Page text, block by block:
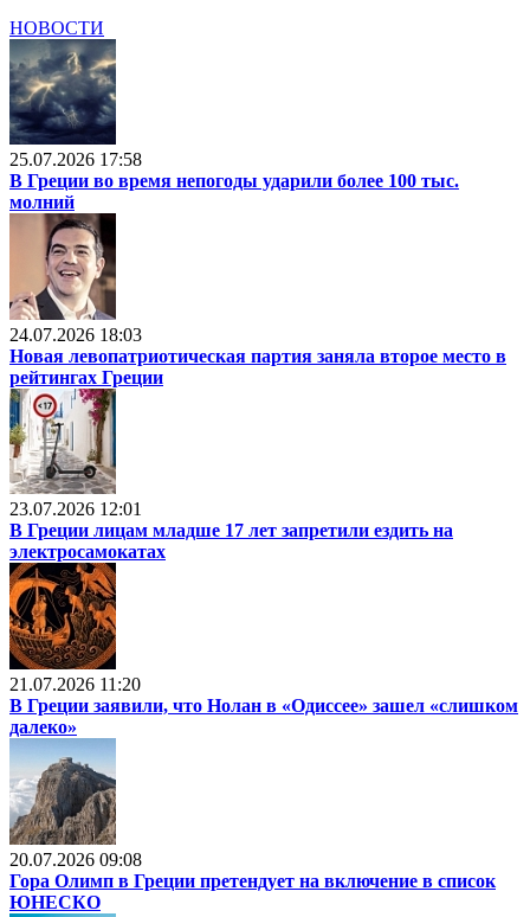
НОВОСТИ
25.07.2026 17:58
В Греции во время непогоды ударили более 100 тыс.
молний
24.07.2026 18:03
Новая левопатриотическая партия заняла второе место в
рейтингах Греции
23.07.2026 12:01
В Греции лицам младше 17 лет запретили ездить на
электросамокатах
21.07.2026 11:20
В Греции заявили, что Нолан в «Одиссее» зашел «слишком
далеко»
20.07.2026 09:08
Гора Олимп в Греции претендует на включение в список
ЮНЕСКО